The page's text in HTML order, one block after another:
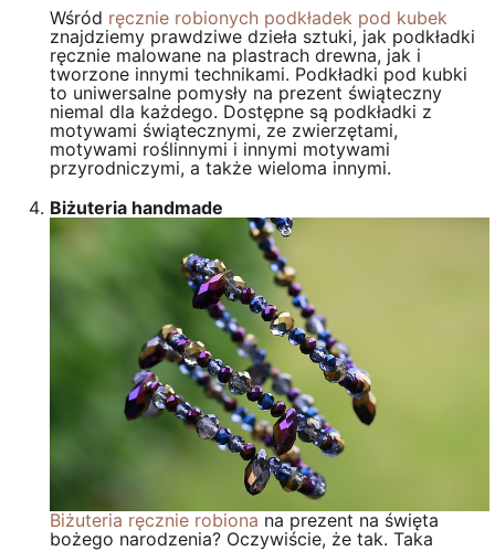
Wśród ręcznie robionych podkładek pod kubek
znajdziemy prawdziwe dzieła sztuki, jak podkładki
ręcznie malowane na plastrach drewna, jak i
tworzone innymi technikami. Podkładki pod kubki
to uniwersalne pomysły na prezent świąteczny
niemal dla każdego. Dostępne są podkładki z
motywami świątecznymi, ze zwierzętami,
motywami roślinnymi i innymi motywami
przyrodniczymi, a także wieloma innymi.
Biżuteria handmade
Biżuteria ręcznie robiona na prezent na święta
bożego narodzenia? Oczywiście, że tak. Taka